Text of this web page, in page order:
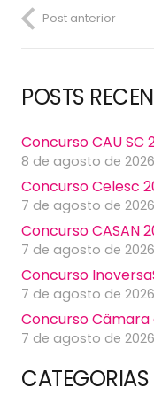
Post anterior
POSTS
Concurso CAU SC
8 de agosto de 2026
Concurso Celesc
7 de agosto de 2026
Concurso CASAN
7 de agosto de 2026
Concurso
7 de agosto de 2026
Concurso Câmara
7 de agosto de 2026
CATEGORIAS